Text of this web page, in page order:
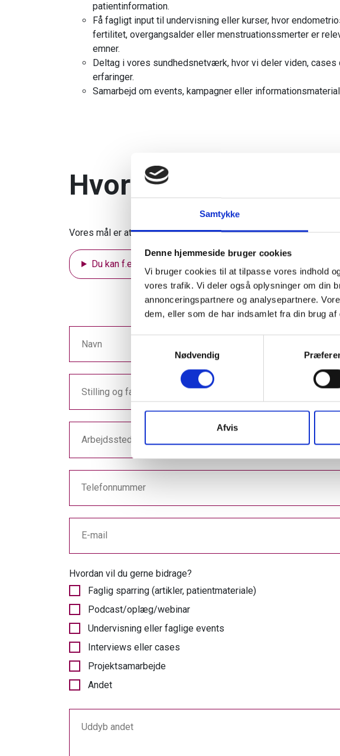
Samtykke
Denne hjemmeside bruger cookies
Vi bruger cookies til at tilpasse vores indhold
vores trafik. Vi deler også oplysninger om din
annonceringspartnere og analysepartnere.
dem, eller som de har indsamlet fra din brug af
Nødvendig
Afvis
patientinformation.
Få fagligt input til undervisning eller kurser, hvor
fertilitet, overgangsalder eller menstruationssmerter er
emner.
Deltag i vores sundhedsnetværk, hvor vi deler viden, cases
erfaringer.
Samarbejd om events, kampagner eller
Hvordan kan du
Vores mål er at bygge bro mellem patienternes erfaringer og
Du kan f.eks. bidrage med...
Navn
Stilling og faglig baggrund
Arbejdssted/organisation
Telefonnummer
E-mail
Hvordan vil du gerne bidrage?
Faglig sparring (artikler, patientmateriale)
Podcast/oplæg/webinar
Undervisning eller faglige events
Interviews eller cases
Projektsamarbejde
Andet
Uddyb andet